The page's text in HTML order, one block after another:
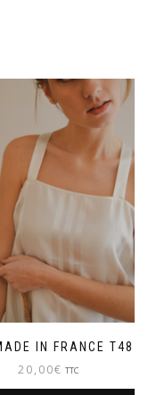
IN FRANCE T48
20,00€ TTC